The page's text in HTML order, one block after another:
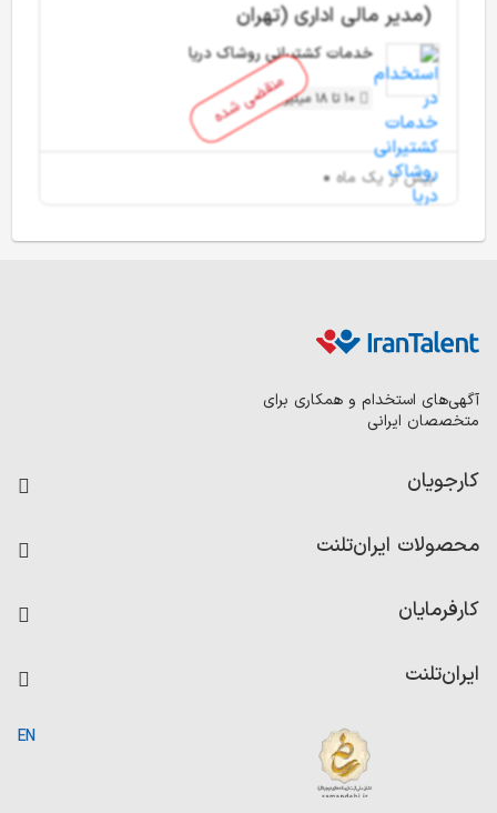
منقضی شده
(مدیر مالی اداری (تهران
خدمات کشتیرانی روشاک دریا
10 تا 18 میلیون تومان
بیش از یک ماه
آگهی‌های استخدام و همکاری برای
متخصصان ایرانی
کارجویان
رزومه ساز
امتیاز شرکت‌ها
محصولات ایران‌تلنت
کاردیکس
کارفرمایان
ایران‌تلنت
EN